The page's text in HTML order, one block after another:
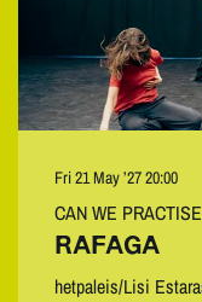
RAFAGA
hetpaleis/Lisi
CAN WE
Fri 21 May ’2720:00